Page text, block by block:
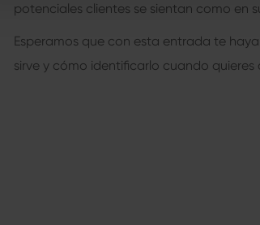
potenciales clientes se sientan como en
Esperamos que con esta entrada te
sirve y cómo identificarlo cuando quieres